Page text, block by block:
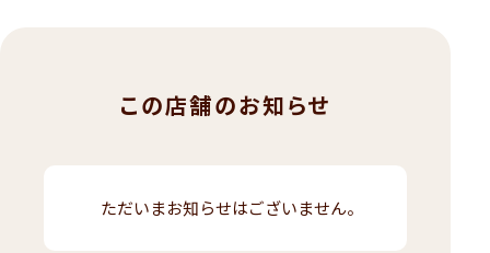
この店舗のお知らせ
ただいまお知らせはございません。